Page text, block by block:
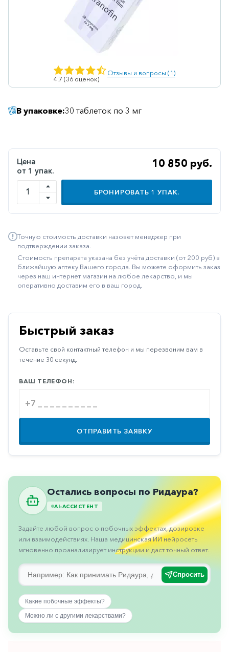
Гепатопротекторы
Дерматологические
Диабетические
Желудочно-
кишечные
Иммуностимуляторы
Климактерические
Метаболизм
Наружные
средства
Неврологические
Офтальмология
Паркинсон
Противоаллергические
Противовирусные
Противоопухолевые
Противорвотные
Противоэпилептические
Прочее
Пульмонология
Сердечные
4.7 (36 оценок)
Отзывы и вопросы (1)
В упаковке:30 таблеток по 3 мг
Цена
от 1 упак.
10 850 руб.
БРОНИРОВАТЬ 1 УПАК.
Точную стоимость доставки назовет менеджер при
подтверждении заказа.
Стоимость препарата указана без учёта доставки (от 200 руб) в
ближайшую аптеку Вашего города. Вы можете оформить заказ
через наш интернет магазин на любое лекарство, и мы
оперативно доставим его в ваш город.
Быстрый заказ
Оставьте свой контактный телефон и мы перезвоним вам в
течение 30 секунд.
ВАШ ТЕЛЕФОН:
ОТПРАВИТЬ ЗАЯВКУ
Остались вопросы по Ридаура?
AI-АССИСТЕНТ
Задайте любой вопрос о побочных эффектах, дозировке
или взаимодействиях. Наша медицинская ИИ нейросеть
мгновенно проанализирует инструкции и даст точный ответ.
Спросить
Какие побочные эффекты?
Можно ли с другими лекарствами?